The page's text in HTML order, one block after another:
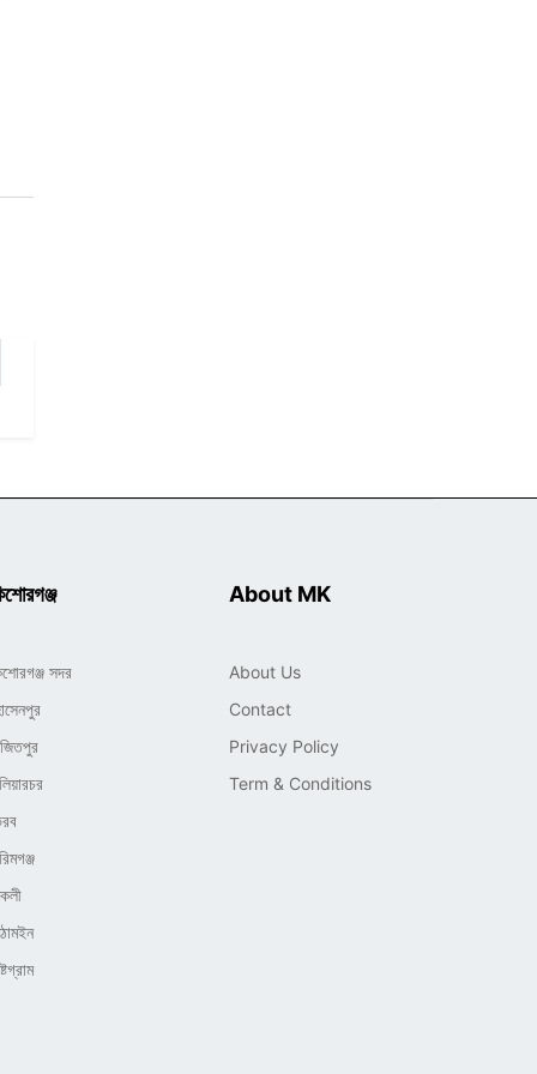
সদর
About MK
About Us
Contact
Privacy Policy
Term & Conditions